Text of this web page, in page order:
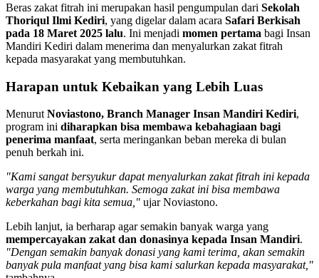
Beras zakat fitrah ini merupakan hasil pengumpulan dari Sekolah
Thoriqul Ilmi Kediri, yang digelar dalam acara Safari Berkisah
pada 18 Maret 2025 lalu. Ini menjadi momen pertama bagi Insan
Mandiri Kediri dalam menerima dan menyalurkan zakat fitrah
kepada masyarakat yang membutuhkan.
Harapan untuk Kebaikan yang Lebih Luas
Menurut Noviastono, Branch Manager Insan Mandiri Kediri,
program ini diharapkan bisa membawa kebahagiaan bagi
penerima manfaat, serta meringankan beban mereka di bulan
penuh berkah ini.
"Kami sangat bersyukur dapat menyalurkan zakat fitrah ini kepada
warga yang membutuhkan. Semoga zakat ini bisa membawa
keberkahan bagi kita semua," ujar Noviastono.
Lebih lanjut, ia berharap agar semakin banyak warga yang
mempercayakan zakat dan donasinya kepada Insan Mandiri.
"Dengan semakin banyak donasi yang kami terima, akan semakin
banyak pula manfaat yang bisa kami salurkan kepada masyarakat,"